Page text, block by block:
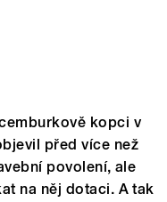
kopci v
před více než
povolení, ale
na něj dotaci. A tak